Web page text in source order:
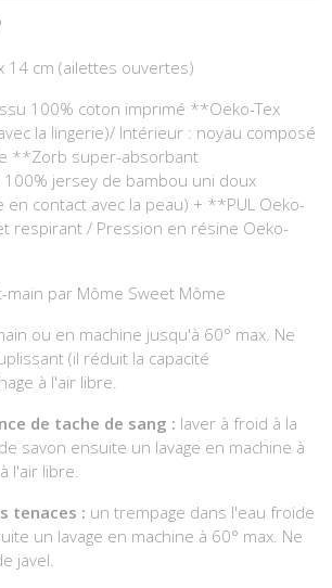
14 cm (ailettes ouvertes)
100% coton imprimé **Oeko-Tex
la lingerie)/ Intérieur : noyau composé
**Zorb super-absorbant
jersey de bambou uni doux
contact avec la peau) + **PUL Oeko-
respirant / Pression en résine Oeko-
main par Môme Sweet Môme
ou en machine jusqu'à 60° max. Ne
(il réduit la capacité
à l'air libre.
de tache de sang : laver à froid à la
savon ensuite un lavage en machine à
l'air libre.
tenaces : un trempage dans l'eau froide
un lavage en machine à 60° max. Ne
javel.